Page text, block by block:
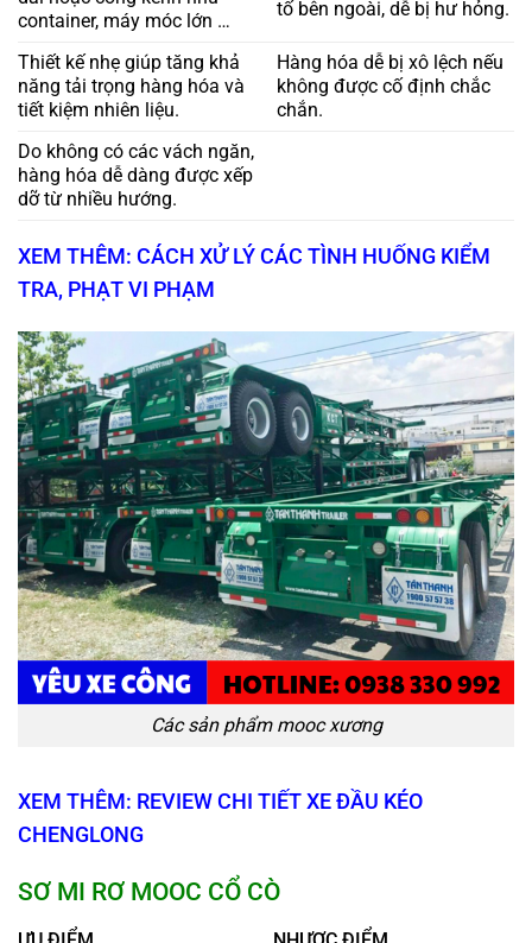
container, máy móc lớn …
tố bên ngoài, dễ bị hư hỏng.
Thiết kế nhẹ giúp tăng khả
năng tải trọng hàng hóa và
tiết kiệm nhiên liệu.
Hàng hóa dễ bị xô lệch nếu
không được cố định chắc
chắn.
Do không có các vách ngăn,
hàng hóa dễ dàng được xếp
dỡ từ nhiều hướng.
XEM THÊM: CÁCH XỬ LÝ CÁC TÌNH HUỐNG KIỂM
TRA, PHẠT VI PHẠM
Các sản phẩm mooc xương
XEM THÊM: REVIEW CHI TIẾT XE ĐẦU KÉO
CHENGLONG
SƠ MI RƠ MOOC CỔ CÒ